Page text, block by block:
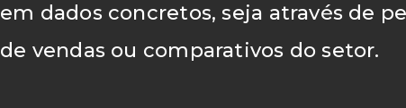
em dados concretos, seja através de
de vendas ou comparativos do setor.